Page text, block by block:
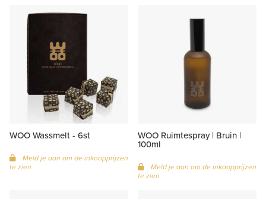
WOO Wassmelt - 6st
Meld je aan om de inkoopprijzen
te zien
WOO Ruimtespray | Bruin |
100ml
Meld je aan om de inkoopprijzen
te zien